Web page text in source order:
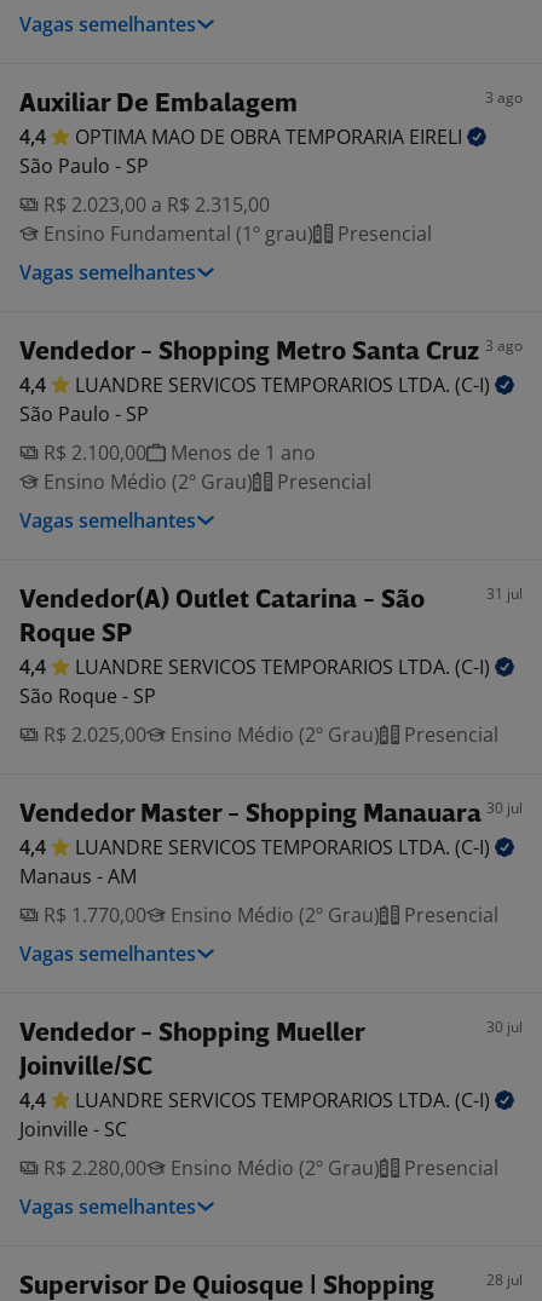
Vagas semelhantes
Auxiliar De Embalagem 3 ago
4,4 OPTIMA MAO DE OBRA TEMPORARIA EIRELI
São Paulo - SP
R$ 2.023,00 a R$ 2.315,00
Ensino Fundamental (1º grau)
Presencial
Vagas semelhantes
Vendedor - Shopping Metro Santa Cruz 3 ago
4,4 LUANDRE SERVICOS TEMPORARIOS LTDA. (C-I)
São Paulo - SP
R$ 2.100,00
Menos de 1 ano
Ensino Médio (2º Grau)
Presencial
Vagas semelhantes
Vendedor(A) Outlet Catarina - São
Roque SP
31 jul
4,4 LUANDRE SERVICOS TEMPORARIOS LTDA. (C-I)
São Roque - SP
R$ 2.025,00
Ensino Médio (2º Grau) Presencial
Vendedor Master - Shopping Manauara 30 jul
4,4 LUANDRE SERVICOS TEMPORARIOS LTDA. (C-I)
Manaus - AM
R$ 1.770,00
Ensino Médio (2º Grau)
Presencial
Vagas semelhantes
Vendedor - Shopping Mueller
Joinville/SC
30 jul
4,4 LUANDRE SERVICOS TEMPORARIOS LTDA. (C-I)
Joinville - SC
R$ 2.280,00
Ensino Médio (2º Grau)
Presencial
Vagas semelhantes
Supervisor De Quiosque | Shopping 28 jul